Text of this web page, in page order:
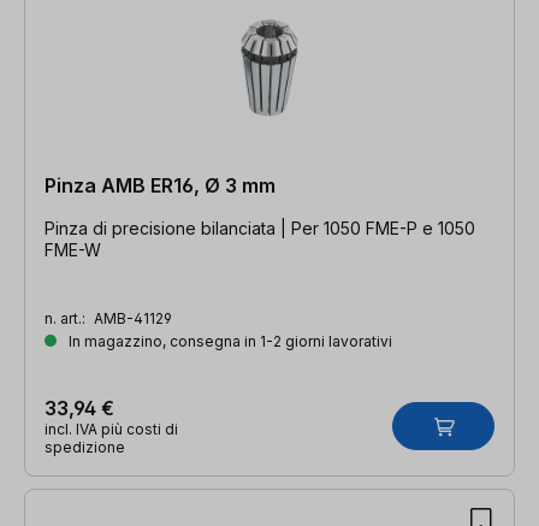
Pinza AMB ER16, Ø 3 mm
Pinza di precisione bilanciata | Per 1050 FME-P e 1050
FME-W
n. art.: AMB-41129
In magazzino, consegna in 1-2 giorni lavorativi
33,94 €
incl. IVA più costi di
spedizione